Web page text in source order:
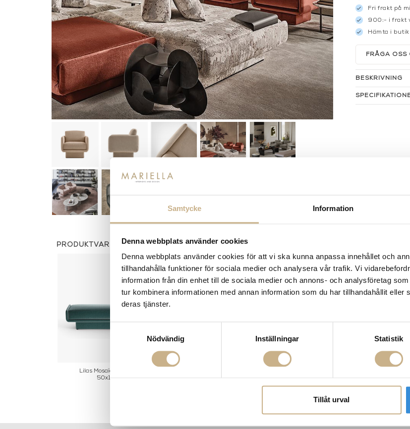
Samtycke Information
Denna webbplats använder cookies
Denna webbplats använder cookies för att vi ska kunna anpassa innehållet och
tillhandahålla funktioner för sociala medier och analysera vår trafik. Vi
information från din enhet till de sociala medier och annons- och analysföretag
tur kombinera informationen med annan information som du har tillhandahållit eller
deras tjänster.
Samtyckesval
Nödvändig
Inställningar Statistik
Tillåt urval
Fri frakt på
900:- i frakt
Hämta i butik
FRÅGA OSS
BESKRIVNING
PRODUKTVARIANTER
Lilas Mosaïque - Bench
50x160cm
143cm
Schäslong 190cm